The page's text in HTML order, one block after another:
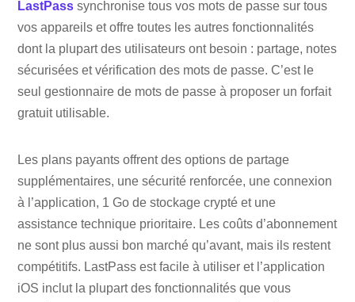
LastPass synchronise tous vos mots de passe sur tous
vos appareils et offre toutes les autres fonctionnalités
dont la plupart des utilisateurs ont besoin : partage, notes
sécurisées et vérification des mots de passe. C’est le
seul gestionnaire de mots de passe à proposer un forfait
gratuit utilisable.
Les plans payants offrent des options de partage
supplémentaires, une sécurité renforcée, une connexion
à l’application, 1 Go de stockage crypté et une
assistance technique prioritaire. Les coûts d’abonnement
ne sont plus aussi bon marché qu’avant, mais ils restent
compétitifs. LastPass est facile à utiliser et l’application
iOS inclut la plupart des fonctionnalités que vous